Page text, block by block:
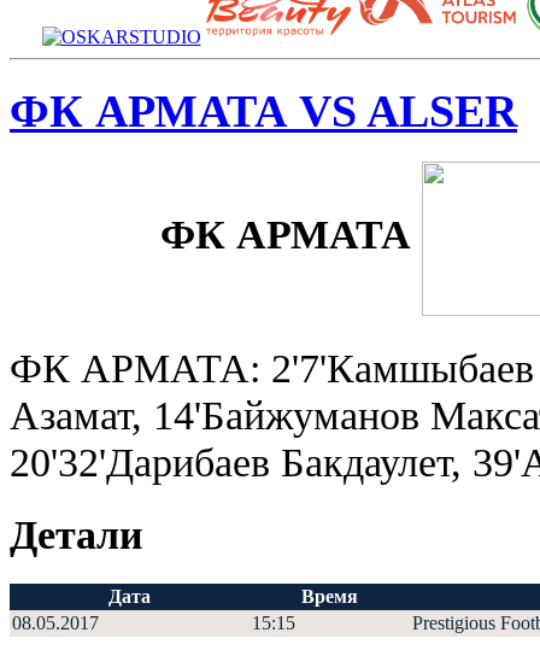
ФК АРМАТА VS ALSER
ФК АРМАТА
ФК АРМАТА: 2'7'Камшыбаев
Азамат, 14'Байжуманов
20'32'Дарибаев Бакдаулет,
Детали
Дата
Время
08.05.2017
15:15 Prestigious